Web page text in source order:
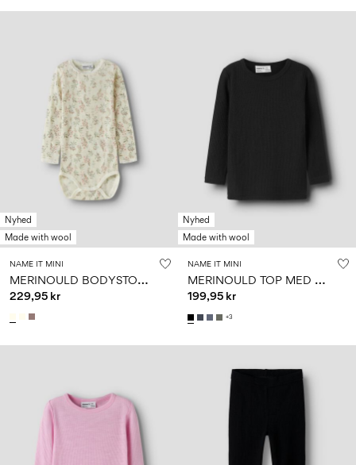
Nyhed
Made with wool
NAME IT MINI
M
ERINOULD BODYSTOCKING
229,95 kr
Nyhed
Made with wool
NAME IT MINI
M
ERINOULD TOP MED LANGE ÆRMER
199,95 kr
+3